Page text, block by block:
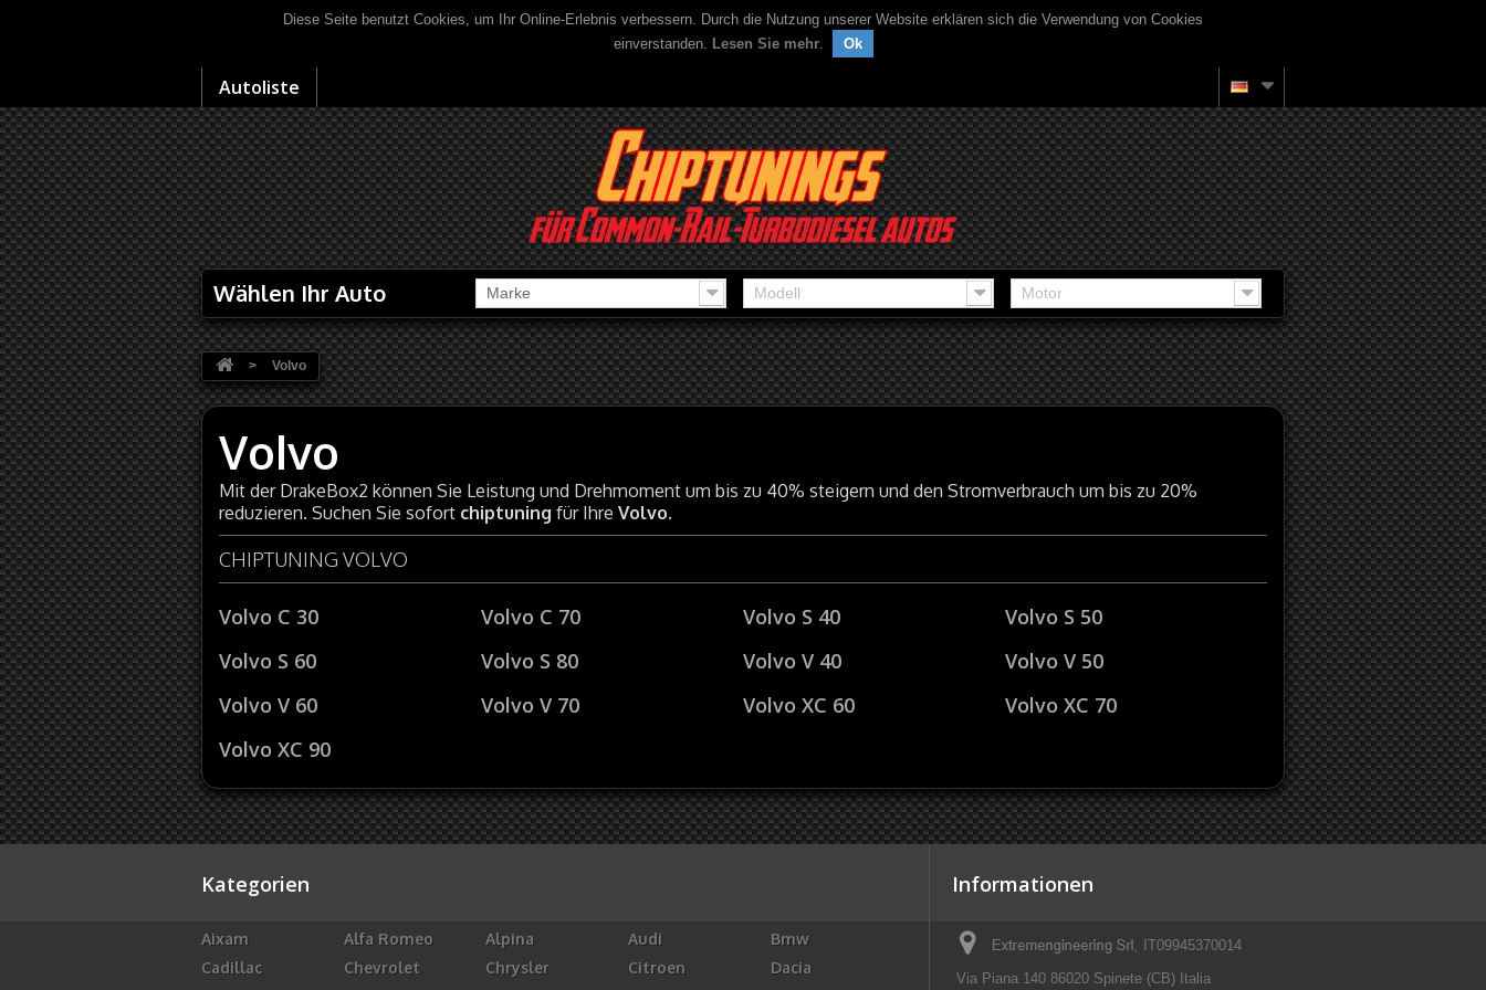
Diese Seite benutzt Cookies, um Ihr Online-Erlebnis verbessern. Durch die Nutzung unserer Website erklären sich die Verwendung von Cookies
einverstanden. Lesen Sie mehr. Ok
Autoliste
Wählen Ihr Auto Marke Modell Motor
> Volvo
Volvo
Mit der DrakeBox2 können Sie Leistung und Drehmoment um bis zu 40% steigern und den Stromverbrauch um bis zu 20%
reduzieren. Suchen Sie sofort chiptuning für Ihre Volvo.
CHIPTUNING VOLVO
Volvo C 30 Volvo C 70 Volvo S 40
Volvo S 50
Volvo S 60
Volvo S 80 Volvo V 40
Volvo V 50
Volvo V 60
Volvo V 70 Volvo XC 60
Volvo XC 70
Volvo XC 90
Kategorien
Aixam Alfa Romeo Alpina Audi
Bmw
Cadillac
Chevrolet Chrysler Citroen
Dacia
Informationen
IT09945370014
Via Piana 140 86020 Spinete (CB) Italia